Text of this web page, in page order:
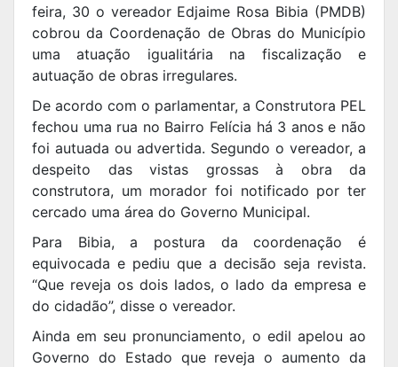
feira, 30 o vereador Edjaime Rosa Bibia (PMDB)
cobrou da Coordenação de Obras do Município
uma atuação igualitária na fiscalização e
autuação de obras irregulares.
De acordo com o parlamentar, a Construtora PEL
fechou uma rua no Bairro Felícia há 3 anos e não
foi autuada ou advertida. Segundo o vereador, a
despeito das vistas grossas à obra da
construtora, um morador foi notificado por ter
cercado uma área do Governo Municipal.
Para Bibia, a postura da coordenação é
equivocada e pediu que a decisão seja revista.
“Que reveja os dois lados, o lado da empresa e
do cidadão”, disse o vereador.
Ainda em seu pronunciamento, o edil apelou ao
Governo do Estado que reveja o aumento da